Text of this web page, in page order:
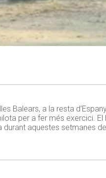
Balears, a la resta
per a fer més exercici.
durant aquestes setmanes